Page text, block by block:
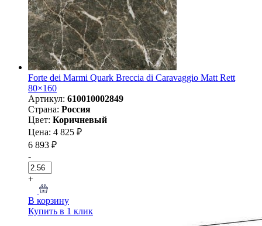
Forte dei Marmi Quark Breccia di Caravaggio Matt Rett
80×160
Артикул: 610010002849
Страна: Россия
Цвет: Коричневый
Цена: 4 825 ₽
6 893 ₽
-
+
В корзину
Купить в 1 клик